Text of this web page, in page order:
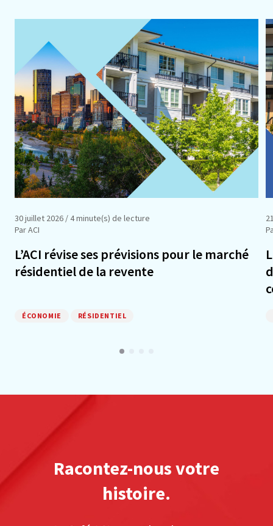
30 juillet 2026 / 4 minute(s) de lecture
Par ACI
L’ACI révise ses prévisions pour le marché
résidentiel de la revente
ÉCONOMIE RÉSIDENTIEL
Racontez-nous votre
histoire.